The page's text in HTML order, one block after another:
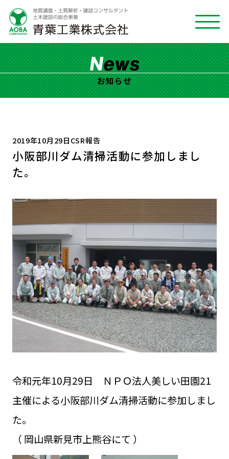
お知らせ
2019年10月29日CSR報告
小阪部川ダム清掃活動に参加しまし
た。
令和元年10月29日
ＮＰＯ法人美しい田園21
主催による小阪部川ダム清掃活動に参加しまし
た。
（ 岡山県新見市上熊谷にて ）